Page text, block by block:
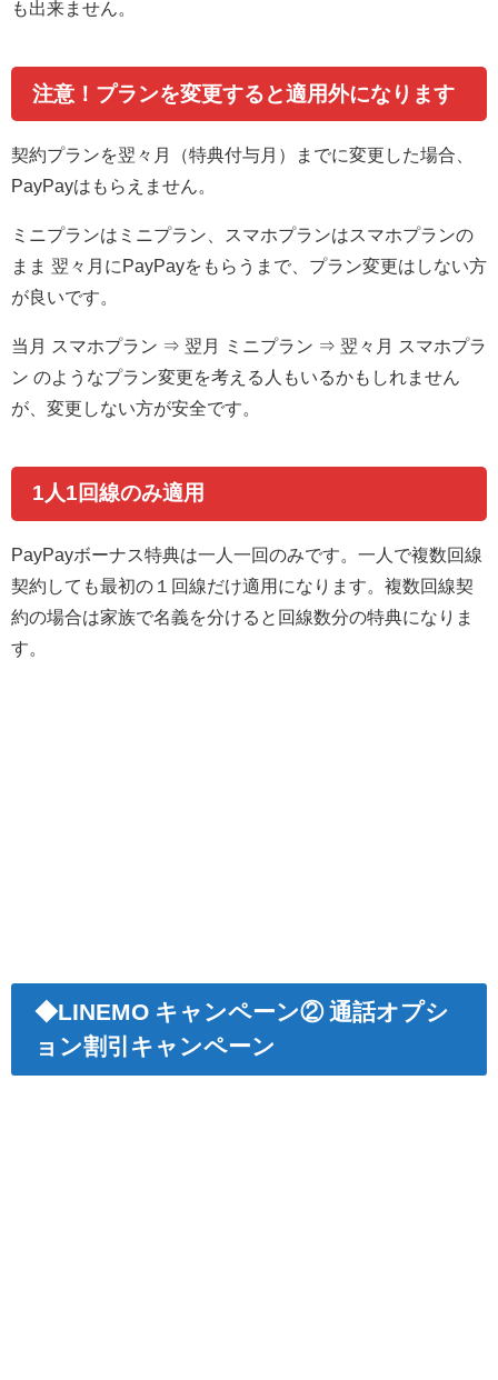
も出来ません。
注意！ プランを変更すると適用外になります
契約プランを翌々月（特典付与月）までに変更した場合、
PayPayはもらえません。
ミニプランはミニプラン、スマホプランはスマホプランの
まま 翌々月にPayPayをもらうまで、プラン変更はしない方
が良いです。
当月 スマホプラン ⇒ 翌月 ミニプラン ⇒ 翌々月 スマホプラ
ン のようなプラン変更を考える人もいるかもしれません
が、変更しない方が安全です。
1人1回線のみ適用
PayPayボーナス特典は一人一回のみです。一人で複数回線
契約しても最初の１回線だけ適用になります。複数回線契
約の場合は家族で名義を分けると回線数分の特典になりま
す。
◆LINEMO キャンペーン② 通話オプシ
ョン割引キャンペーン